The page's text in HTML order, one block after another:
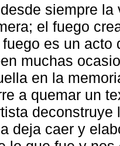
siempre
el fuego
es un acto
muchas
en la
a quemar un
deja caer y